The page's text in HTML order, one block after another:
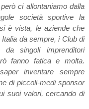
ci allontaniamo dalla
società sportive la
è vista, le aziende che
da sempre, i Club di
singoli imprenditori
fanno fatica e molta.
inventare sempre
di piccoli-medi sponsor
suoi valori, cercando di